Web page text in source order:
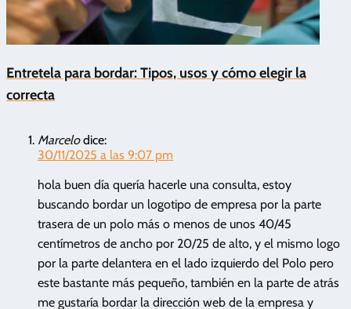
Entretela para bordar: Tipos, usos y cómo elegir la
correcta
Marcelo dice:
30/11/2025 a las 9:07 pm
hola buen día quería hacerle una consulta, estoy
buscando bordar un logotipo de empresa por la parte
trasera de un polo más o menos de unos 40/45
centímetros de ancho por 20/25 de alto, y el mismo logo
por la parte delantera en el lado izquierdo del Polo pero
este bastante más pequeño, también en la parte de atrás
me gustaría bordar la dirección web de la empresa y